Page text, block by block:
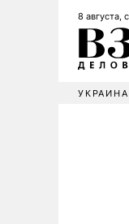
8 августа,
УКРАИНА